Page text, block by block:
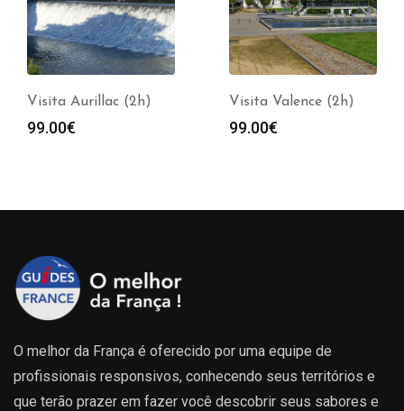
Visita Valence (2h)
99.00€
Visita Lyon (2h)
99.00€
O melhor da França é oferecido por uma equipe de
profissionais responsivos, conhecendo seus territórios e
que terão prazer em fazer você descobrir seus sabores e